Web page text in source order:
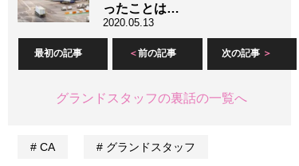
ったことは…
2020.05.13
最初の記事 前の記事 次の記事
グランドスタッフの裏話の一覧へ
CA グランドスタッフ